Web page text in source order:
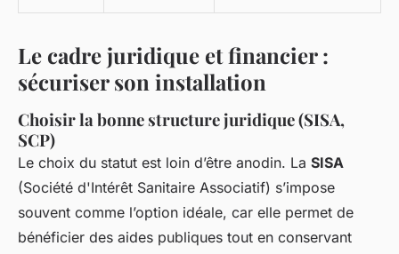
Le cadre juridique et financier :
sécuriser son installation
Choisir la bonne structure juridique (SISA,
SCP)
Le choix du statut est loin d’être anodin. La SISA
(Société d'Intérêt Sanitaire Associatif) s’impose
souvent comme l’option idéale, car elle permet de
bénéficier des aides publiques tout en conservant